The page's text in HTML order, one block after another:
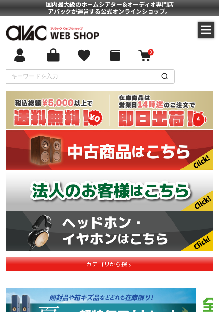
国内最大級のホームシアター&オーディオ専門店
アバックが運営する公式オンラインショップ。
0
カテゴリから探す